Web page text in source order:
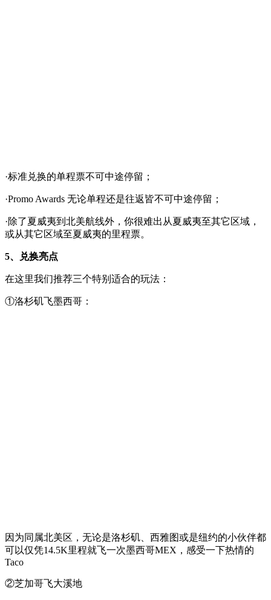
·标准兑换的单程票不可中途停留；
·Promo Awards 无论单程还是往返皆不可中途停留；
·除了夏威夷到北美航线外，你很难出从夏威夷至其它区域，
或从其它区域至夏威夷的里程票。
5、兑换亮点
在这里我们推荐三个特别适合的玩法：
①洛杉矶飞墨西哥：
因为同属北美区，无论是洛杉矶、西雅图或是纽约的小伙伴都
可以仅凭14.5K里程就飞一次墨西哥MEX，感受一下热情的
Taco
②芝加哥飞大溪地